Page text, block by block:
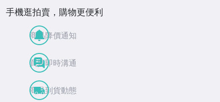
手機逛拍賣，購物更便利
商品降價通知
買賣即時溝通
商品到貨動態